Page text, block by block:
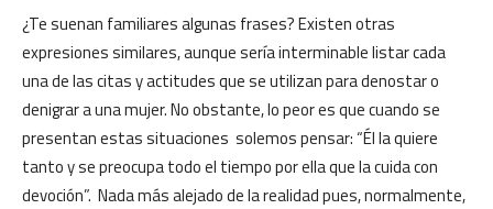
¿Te suenan familiares algunas frases? Existen otras
expresiones similares, aunque sería interminable listar cada
una de las citas y actitudes que se utilizan para denostar o
denigrar a una mujer. No obstante, lo peor es que cuando se
presentan estas situaciones solemos pensar: “Él la quiere
tanto y se preocupa todo el tiempo por ella que la cuida con
devoción”. Nada más alejado de la realidad pues, normalmente,